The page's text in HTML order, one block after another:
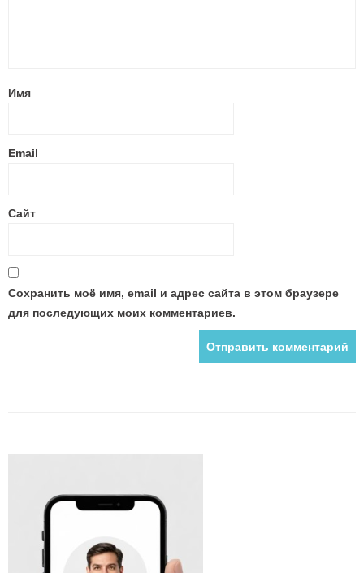
Имя
Email
Сайт
Сохранить моё имя, email и адрес сайта в этом браузере
для последующих моих комментариев.